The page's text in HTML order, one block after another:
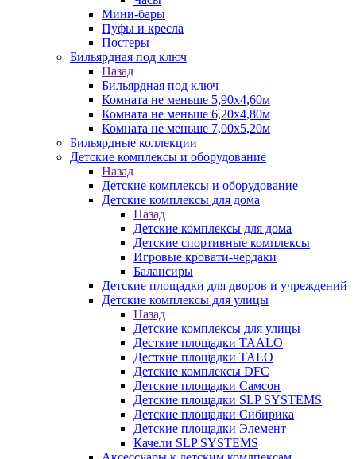
Мини-бары
Пуфы и кресла
Постеры
Бильярдная под ключ
Назад
Бильярдная под ключ
Комната не меньше 5,90х4,60м
Комната не меньше 6,20х4,80м
Комната не меньше 7,00х5,20м
Бильярдные коллекции
Детские комплексы и оборудование
Назад
Детские комплексы и оборудование
Детские комплексы для дома
Назад
Детские комплексы для дома
Детские спортивные комплексы
Игровые кровати-чердаки
Балансиры
Детские площадки для дворов и учреждений
Детские комплексы для улицы
Назад
Детские комплексы для улицы
Десткие площадки TAALO
Десткие площадки TALO
Детские комплексы DFC
Детские площадки Самсон
Детские площадки SLP SYSTEMS
Детские площадки Сибирика
Детские площадки Элемент
Качели SLP SYSTEMS